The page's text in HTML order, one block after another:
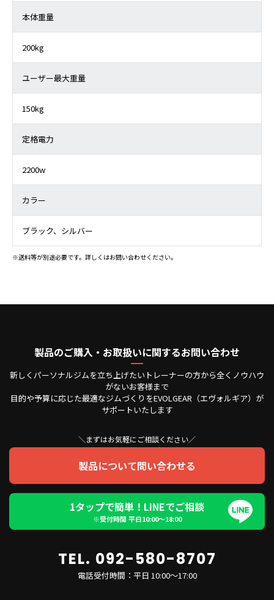
本体重量
200kg
ユーザー最大重量
150kg
定格電力
2200w
カラー
ブラック、シルバー
※送料等が別途必要です。詳しくはお問い合わせください。
製品のご購入・お取扱いに関するお問い合わせ
新しくパーソナルジムを立ち上げたいトレーナーの方から全くノウハウ
がないお客様まで
目的や予算に応じた最適なジムづくりをEVOLGEAR（エヴォルギア）が
サポートいたします
＼まずはお気軽にご相談ください／
製品について問い合わせる
1タップで簡単！LINEでご相談
※受付時間 平日10:00〜18:00
TEL. 092-580-8707
電話受付時間：平日 10:00～17:00